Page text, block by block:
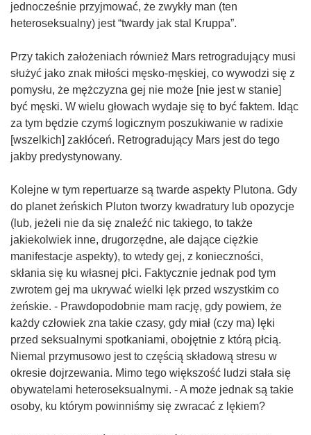
jednocześnie przyjmować, że zwykły man (ten
heteroseksualny) jest “twardy jak stal Kruppa”.
Przy takich założeniach również Mars retrogradujący musi
służyć jako znak miłości męsko-męskiej, co wywodzi się z
pomysłu, że mężczyzna gej nie może [nie jest w stanie]
być męski. W wielu głowach wydaje się to być faktem. Idąc
za tym będzie czymś logicznym poszukiwanie w radixie
[wszelkich] zakłóceń. Retrogradujący Mars jest do tego
jakby predystynowany.
Kolejne w tym repertuarze są twarde aspekty Plutona. Gdy
do planet żeńskich Pluton tworzy kwadratury lub opozycje
(lub, jeżeli nie da się znaleźć nic takiego, to także
jakiekolwiek inne, drugorzędne, ale dające ciężkie
manifestacje aspekty), to wtedy gej, z konieczności,
skłania się ku własnej płci. Faktycznie jednak pod tym
zwrotem gej ma ukrywać wielki lęk przed wszystkim co
żeńskie. - Prawdopodobnie mam rację, gdy powiem, że
każdy człowiek zna takie czasy, gdy miał (czy ma) lęki
przed seksualnymi spotkaniami, obojętnie z którą płcią.
Niemal przymusowo jest to częścią składową stresu w
okresie dojrzewania. Mimo tego większość ludzi stała się
obywatelami heteroseksualnymi. - A może jednak są takie
osoby, ku którym powinniśmy się zwracać z lękiem?